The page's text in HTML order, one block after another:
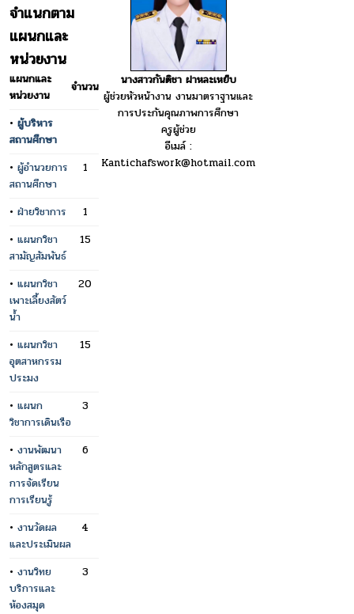
จำแนกตาม
แผนกและ
หน่วยงาน
แผนกและ
หน่วยงาน
จำนวน
• ผู้บริหาร
สถานศึกษา
• ผู้อำนวยการ
สถานศึกษา
1
• ฝ่ายวิชาการ
1
• แผนกวิชา
สามัญสัมพันธ์
15
• แผนกวิชา
เพาะเลี้ยงสัตว์
น้ำ
20
• แผนกวิชา
อุตสาหกรรม
ประมง
15
• แผนก
วิชาการเดินเรือ
3
• งานพัฒนา
หลักสูตรและ
การจัดเรียน
การเรียนรู้
6
• งานวัดผล
และประเมินผล
4
• งานวิทย
บริการและ
ห้องสมุด
3
นางสาวกันติชา ฝาหละเหย็บ
ผู้ช่วยหัวหน้างาน งานมาตราฐานและ
การประกันคุณภาพการศึกษา
ครูผู้ช่วย
อีเมล์ :
Kantichafswork@hotmail.com